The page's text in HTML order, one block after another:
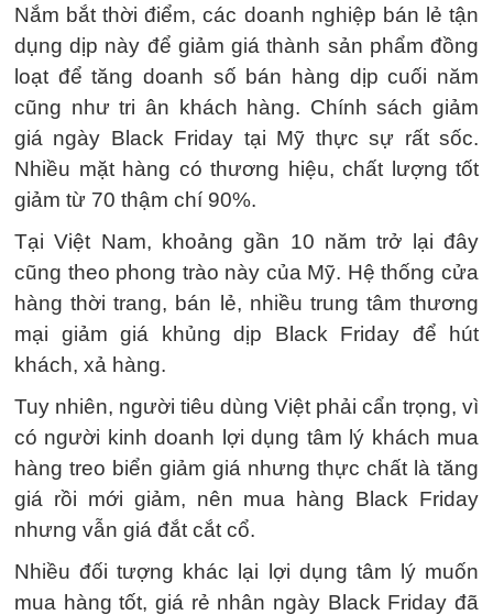
Nắm bắt thời điểm, các doanh nghiệp bán lẻ tận
dụng dịp này để giảm giá thành sản phẩm đồng
loạt để tăng doanh số bán hàng dịp cuối năm
cũng như tri ân khách hàng. Chính sách giảm
giá ngày Black Friday tại Mỹ thực sự rất sốc.
Nhiều mặt hàng có thương hiệu, chất lượng tốt
giảm từ 70 thậm chí 90%.
Tại Việt Nam, khoảng gần 10 năm trở lại đây
cũng theo phong trào này của Mỹ. Hệ thống cửa
hàng thời trang, bán lẻ, nhiều trung tâm thương
mại giảm giá khủng dịp Black Friday để hút
khách, xả hàng.
Tuy nhiên, người tiêu dùng Việt phải cẩn trọng, vì
có người kinh doanh lợi dụng tâm lý khách mua
hàng treo biển giảm giá nhưng thực chất là tăng
giá rồi mới giảm, nên mua hàng Black Friday
nhưng vẫn giá đắt cắt cổ.
Nhiều đối tượng khác lại lợi dụng tâm lý muốn
mua hàng tốt, giá rẻ nhân ngày Black Friday đã